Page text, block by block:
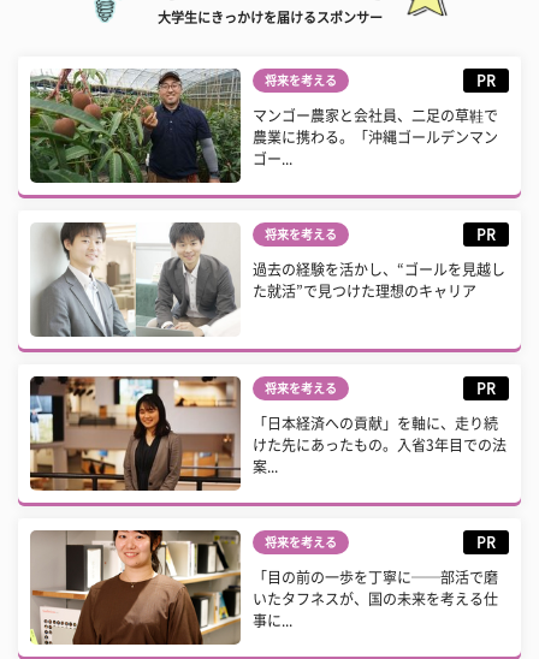
大学生にきっかけを届けるスポンサー
将来を考える PR
マンゴー農家と会社員、二足の草鞋で
農業に携わる。「沖縄ゴールデンマン
ゴー...
将来を考える PR
過去の経験を活かし、“ゴールを見越し
た就活”で見つけた理想のキャリア
将来を考える PR
「日本経済への貢献」を軸に、走り続
けた先にあったもの。入省3年目での法
案...
将来を考える PR
「目の前の一歩を丁寧に──部活で磨
いたタフネスが、国の未来を考える仕
事に...